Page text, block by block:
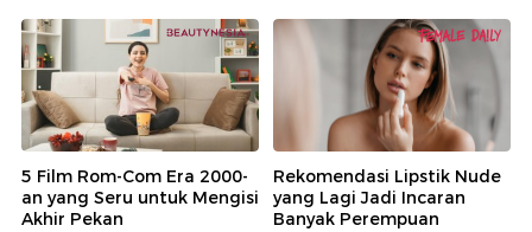
5 Film Rom-Com Era 2000-
an yang Seru untuk Mengisi
Akhir Pekan
Rekomendasi Lipstik Nude
yang Lagi Jadi Incaran
Banyak Perempuan